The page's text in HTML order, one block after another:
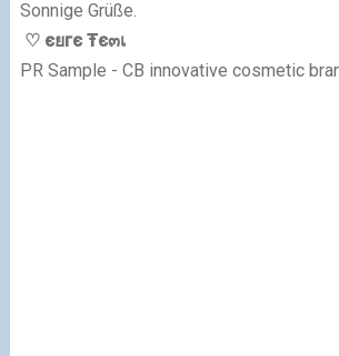
Sonnige Grüße.
♡ єยгє Ŧє๓เ
PR Sample - CB innovative cosmetic